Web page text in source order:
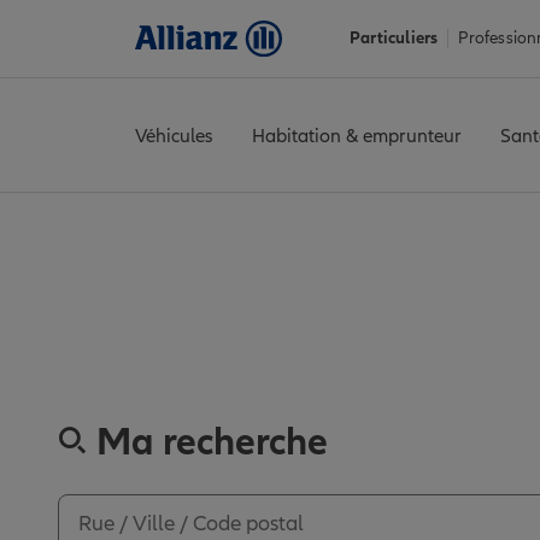
Particuliers
Véhicules Habitation & emprunteur
Ma recherche